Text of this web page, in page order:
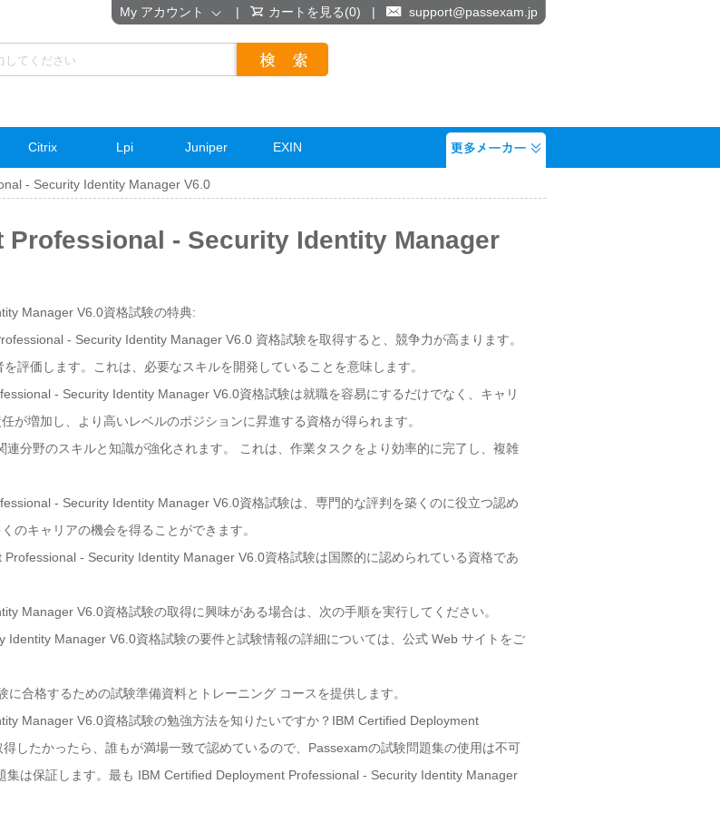
Citrix Lpi Juniper EXIN
- Security Identity Manager V6.0
Professional - Security Identity Manager
Manager V6.0資格試験の特典:
- Security Identity Manager V6.0 資格試験を取得すると、競争力が高まります。
評価します。これは、必要なスキルを開発していることを意味します。
- Security Identity Manager V6.0資格試験は就職を容易にするだけでなく、キャリ
が増加し、より高いレベルのポジションに昇進する資格が得られます。
分野のスキルと知識が強化されます。 これは、作業タスクをより効率的に完了し、複雑
- Security Identity Manager V6.0資格試験は、専門的な評判を築くのに役立つ認め
のキャリアの機会を得ることができます。
- Security Identity Manager V6.0資格試験は国際的に認められている資格であ
Manager V6.0資格試験の取得に興味がある場合は、次の手順を実行してください。
Manager V6.0資格試験の要件と試験情報の詳細については、公式 Web サイトをご
合格するための試験準備資料とトレーニング コースを提供します。
Manager V6.0資格試験の勉強方法を知りたいですか？IBM Certified Deployment
したかったら、誰もが満場一致で認めているので、Passexamの試験問題集の使用は不可
集は保証します。最も IBM Certified Deployment Professional - Security Identity Manager
My アカウント | カートを見る(0) | support@passexam.jp